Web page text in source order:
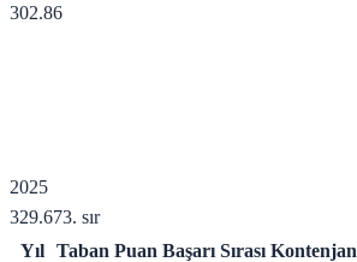
302.86
2025
329.673. sır
Yıl Taban Puan Başarı Sırası Kontenjan